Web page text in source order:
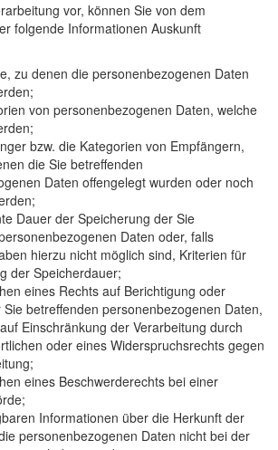
vor, können Sie von dem
folgende Informationen Auskunft
zu denen die personenbezogenen Daten
von personenbezogenen Daten, welche
bzw. die Kategorien von Empfängern,
die Sie betreffenden
Daten offengelegt wurden oder noch
Dauer der Speicherung der Sie
Daten oder, falls
hierzu nicht möglich sind, Kriterien für
der Speicherdauer;
eines Rechts auf Berichtigung oder
betreffenden personenbezogenen Daten,
Einschränkung der Verarbeitung durch
oder eines Widerspruchsrechts gegen
eines Beschwerderechts bei einer
Informationen über die Herkunft der
personenbezogenen Daten nicht bei der